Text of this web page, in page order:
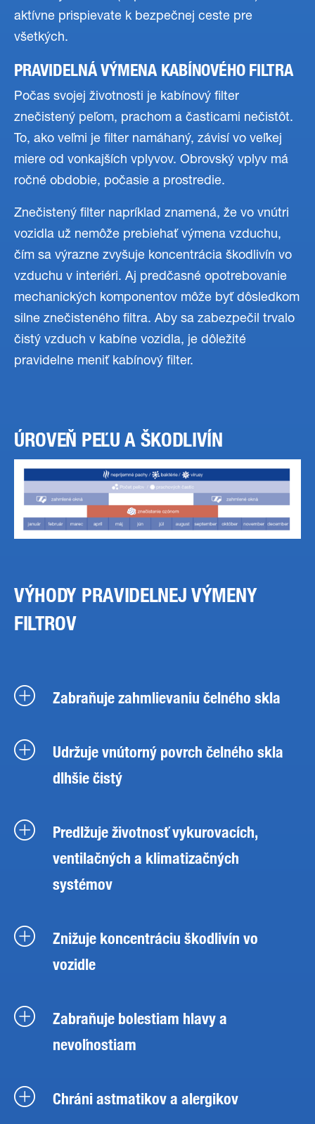
aktívne prispievate k bezpečnej ceste pre
všetkých.
PRAVIDELNÁ VÝMENA KABÍNOVÉHO FILTRA
Počas svojej životnosti je kabínový filter
znečistený peľom, prachom a časticami nečistôt.
To, ako veľmi je filter namáhaný, závisí vo veľkej
miere od vonkajších vplyvov. Obrovský vplyv má
ročné obdobie, počasie a prostredie.
Znečistený filter napríklad znamená, že vo vnútri
vozidla už nemôže prebiehať výmena vzduchu,
čím sa výrazne zvyšuje koncentrácia škodlivín vo
vzduchu v interiéri. Aj predčasné opotrebovanie
mechanických komponentov môže byť dôsledkom
silne znečisteného filtra. Aby sa zabezpečil trvalo
čistý vzduch v kabíne vozidla, je dôležité
pravidelne meniť kabínový filter.
ÚROVEŇ PEĽU A ŠKODLIVÍN
VÝHODY PRAVIDELNEJ VÝMENY
FILTROV
Zabraňuje zahmlievaniu čelného skla
Udržuje vnútorný povrch čelného skla
dlhšie čistý
Predlžuje životnosť vykurovacích,
ventilačných a klimatizačných
systémov
Znižuje koncentráciu škodlivín vo
vozidle
Zabraňuje bolestiam hlavy a
nevoľnostiam
Chráni astmatikov a alergikov